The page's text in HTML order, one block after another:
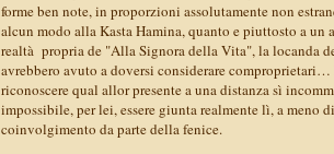
forme ben note, in proporzioni assolutamente non
alcun modo alla Kasta Hamina, quanto e piuttosto a un
realtà propria de "Alla Signora della Vita", la locanda
avrebbero avuto a doversi considerare
riconoscere qual allor presente a una distanza sì
impossibile, per lei, essere giunta realmente lì, a meno
coinvolgimento da parte della fenice.